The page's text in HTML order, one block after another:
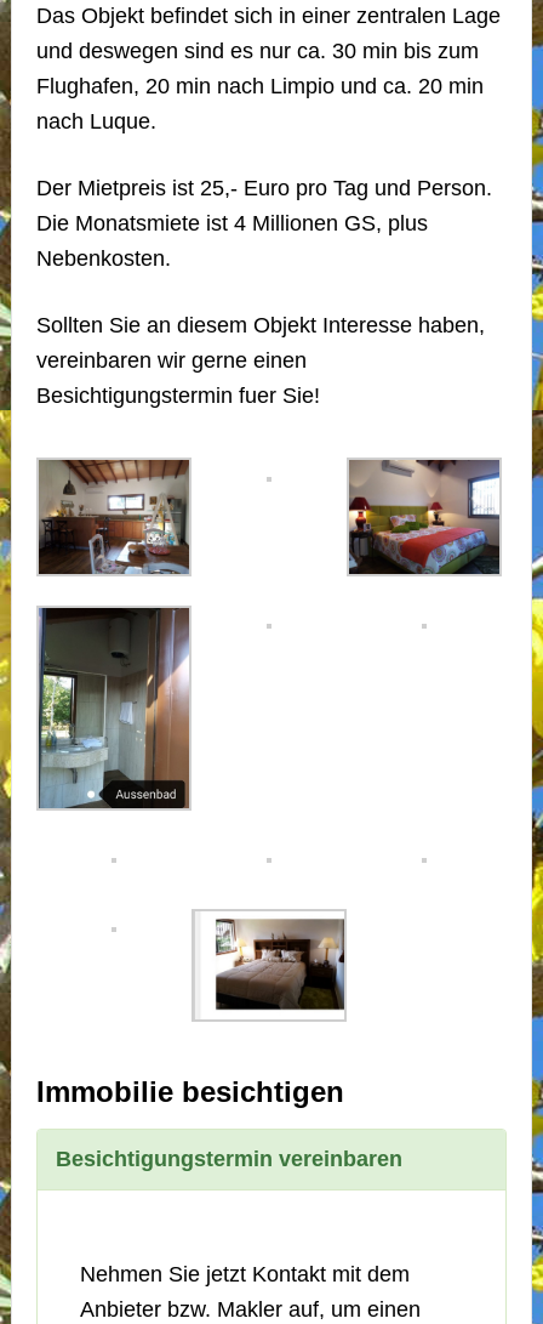
Das Objekt befindet sich in einer zentralen Lage
und deswegen sind es nur ca. 30 min bis zum
Flughafen, 20 min nach Limpio und ca. 20 min
nach Luque.
Der Mietpreis ist 25,- Euro pro Tag und Person.
Die Monatsmiete ist 4 Millionen GS, plus
Nebenkosten.
Sollten Sie an diesem Objekt Interesse haben,
vereinbaren wir gerne einen
Besichtigungstermin fuer Sie!
Immobilie besichtigen
Besichtigungstermin vereinbaren
Nehmen Sie jetzt Kontakt mit dem
Anbieter bzw. Makler auf, um einen